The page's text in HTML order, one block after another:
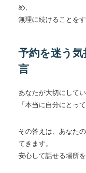
め、
無理に続けることを
予約を迷う
言
あなたが大切にしてい
「本当に自分にとっ
その答えは、あなた
てきます。
安心して話せる場所